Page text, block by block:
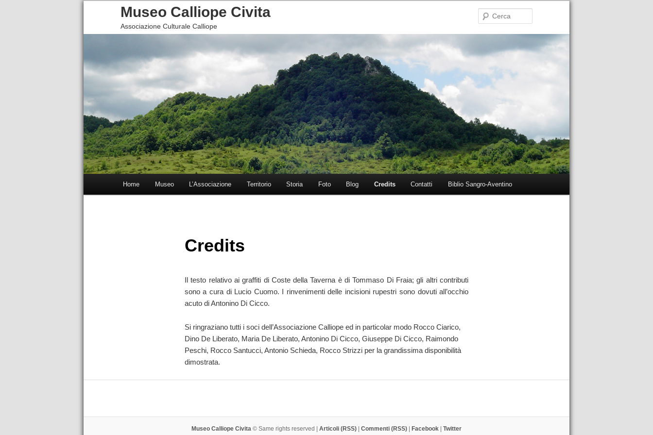
Museo Calliope Civita
Associazione Culturale Calliope
Vai al contenuto principale
Vai al contenuto secondario
Home Museo L’Associazione Territorio Storia Foto Blog Credits Contatti Biblio Sangro-Aventino
Credits
Il testo relativo ai graffiti di Coste della Taverna è di Tommaso Di Fraia; gli altri contributi
sono a cura di Lucio Cuomo. I rinvenimenti delle incisioni rupestri sono dovuti all’occhio
acuto di Antonino Di Cicco.
Si ringraziano tutti i soci dell’Associazione Calliope ed in particolar modo Rocco Ciarico,
Dino De Liberato, Maria De Liberato, Antonino Di Cicco, Giuseppe Di Cicco, Raimondo
Peschi, Rocco Santucci, Antonio Schieda, Rocco Strizzi per la grandissima disponibilità
dimostrata.
Museo Calliope Civita © Same rights reserved | Articoli (RSS) Commenti (RSS) Facebook Twitter